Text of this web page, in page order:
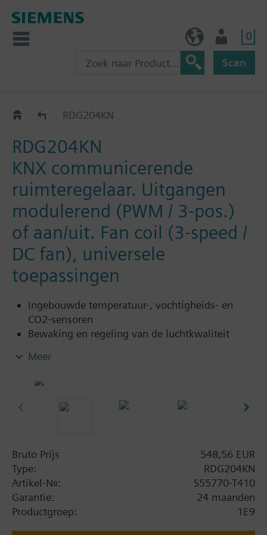
0
Scan
RDG2..KNRDG204KN
RDG204KN
KNX communicerende
ruimteregelaar. Uitgangen
modulerend (PWM / 3-pos.)
of aan/uit. Fan coil (3-speed /
DC fan), universele
toepassingen
Ingebouwde temperatuur-, vochtigheids- en
CO2-sensoren
Bewaking en regeling van de luchtkwaliteit
binnenshuis (CO2) via frisse luchtklep
Weergave van de CO2-waarde in ppm (parts per
PWM) of 3-positie regeluitgangen
AC 230 V of AC 24 V voeding.
Toepassing selecteerbaar:
2-pijps systeem
2-pijps systeem met elektrische kachel
Meer
Bruto Prijs
548,56 EUR
Type:
RDG204KN
Artikel-Nr.:
S55770-T410
Garantie:
24 maanden
Productgroep:
1E9